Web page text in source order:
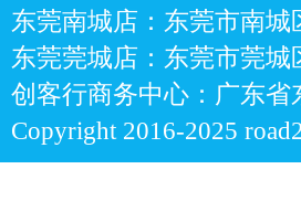
东莞南城店：东莞市南城
东莞莞城店：东莞市莞
创客行商务中心：广东省
Copyright 2016-2025